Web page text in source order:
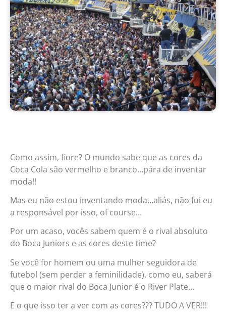
Como assim, fiore? O mundo sabe que as cores da
Coca Cola são vermelho e branco…pára de inventar
moda!!
Mas eu não estou inventando moda…aliás, não fui eu
a responsável por isso, of course…
Por um acaso, vocês sabem quem é o rival absoluto
do Boca Juniors e as cores deste time?
Se você for homem ou uma mulher seguidora de
futebol (sem perder a feminilidade), como eu, saberá
que o maior rival do Boca Junior é o River Plate…
E o que isso ter a ver com as cores??? TUDO A VER!!!